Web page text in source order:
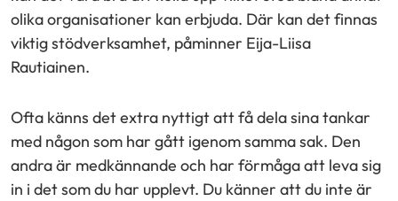
olika organisationer kan erbjuda. Där kan det finnas
viktig stödverksamhet, påminner Eija-Liisa
Rautiainen.
Ofta känns det extra nyttigt att få dela sina tankar
med någon som har gått igenom samma sak. Den
andra är medkännande och har förmåga att leva sig
in i det som du har upplevt. Du känner att du inte är